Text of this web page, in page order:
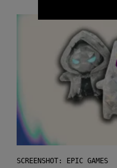
SCREENSHOT: EPIC GAMES